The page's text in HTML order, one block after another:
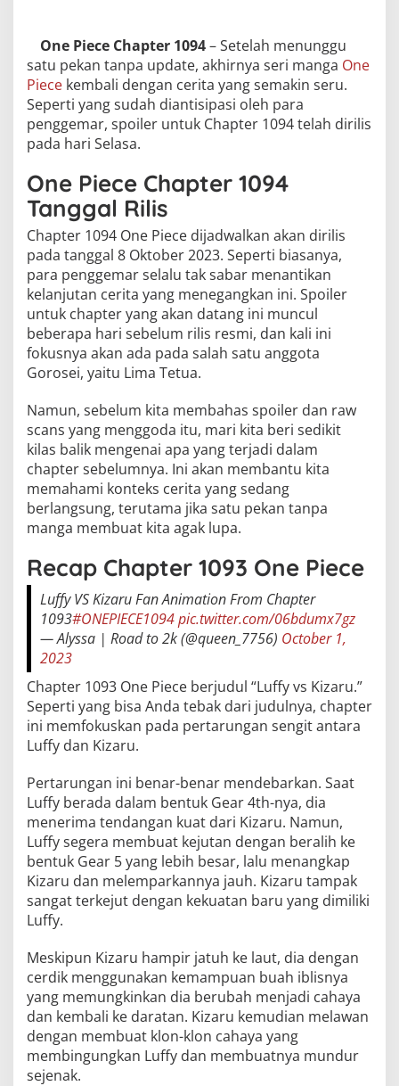
One Piece Chapter 1094– Setelah menunggu
satu pekan tanpa update, akhirnya seri manga One
Piece kembali dengan cerita yang semakin seru.
Seperti yang sudah diantisipasi oleh para
penggemar, spoiler untuk Chapter 1094 telah dirilis
pada hari Selasa.
One Piece Chapter 1094
Tanggal Rilis
Chapter 1094 One Piece dijadwalkan akan dirilis
pada tanggal 8 Oktober 2023. Seperti biasanya,
para penggemar selalu tak sabar menantikan
kelanjutan cerita yang menegangkan ini. Spoiler
untuk chapter yang akan datang ini muncul
beberapa hari sebelum rilis resmi, dan kali ini
fokusnya akan ada pada salah satu anggota
Gorosei, yaitu Lima Tetua.
Namun, sebelum kita membahas spoiler dan raw
scans yang menggoda itu, mari kita beri sedikit
kilas balik mengenai apa yang terjadi dalam
chapter sebelumnya. Ini akan membantu kita
memahami konteks cerita yang sedang
berlangsung, terutama jika satu pekan tanpa
manga membuat kita agak lupa.
Recap Chapter 1093 One Piece
Luffy VS Kizaru Fan Animation From Chapter
1093#ONEPIECE1094pic.twitter.com/06bdumx7gz
— Alyssa | Road to 2k (@queen_7756) October 1,
2023
Chapter 1093 One Piece berjudul “Luffy vs Kizaru.”
Seperti yang bisa Anda tebak dari judulnya, chapter
ini memfokuskan pada pertarungan sengit antara
Luffy dan Kizaru.
Pertarungan ini benar-benar mendebarkan. Saat
Luffy berada dalam bentuk Gear 4th-nya, dia
menerima tendangan kuat dari Kizaru. Namun,
Luffy segera membuat kejutan dengan beralih ke
bentuk Gear 5 yang lebih besar, lalu menangkap
Kizaru dan melemparkannya jauh. Kizaru tampak
sangat terkejut dengan kekuatan baru yang dimiliki
Luffy.
Meskipun Kizaru hampir jatuh ke laut, dia dengan
cerdik menggunakan kemampuan buah iblisnya
yang memungkinkan dia berubah menjadi cahaya
dan kembali ke daratan. Kizaru kemudian melawan
dengan membuat klon-klon cahaya yang
membingungkan Luffy dan membuatnya mundur
sejenak.